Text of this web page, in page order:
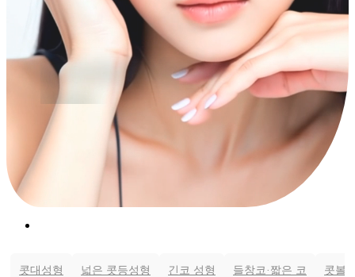
YONSEI WINNERS PLASTIC SURGERY
전후사진
콧대성형 넓은 콧등성형 긴코 성형 들창코·짧은 코 콧볼